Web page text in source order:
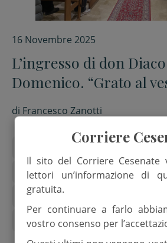
16 Novembre 2025
L’ingresso di don
Domenico. “Grato al
questo dono
chiamati a vivere in
di Francesco Zanotti
Diocesi Cesena-Sarsina don
ernesto diaco
parrocchia di san domenico cesena
Corriere
Il sito del Corriere Cesenate
lettori un’informazione di
gratuita.
Per continuare a farlo
vostro consenso per